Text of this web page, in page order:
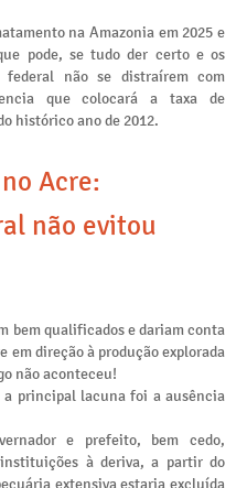
na Amazonia em 2025 e
pode, se tudo der certo e os
federal não se distraírem com
que colocará a taxa de
histórico ano de 2012.
Acre:
não evitou
bem qualificados e dariam conta
em direção à produção explorada
não aconteceu!
a principal lacuna foi a ausência
e prefeito, bem cedo,
à deriva, a partir do
extensiva estaria excluída